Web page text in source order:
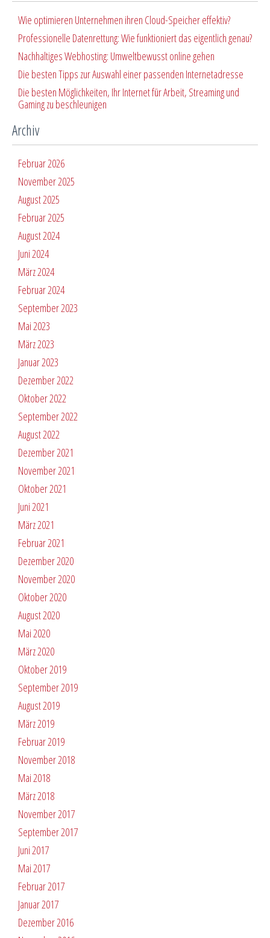
Wie optimieren Unternehmen ihren Cloud-Speicher effektiv?
Professionelle Datenrettung: Wie funktioniert das eigentlich genau?
Nachhaltiges Webhosting: Umweltbewusst online gehen
Die besten Tipps zur Auswahl einer passenden Internetadresse
Die besten Möglichkeiten, Ihr Internet für Arbeit, Streaming und
Gaming zu beschleunigen
Archiv
Februar 2026
November 2025
August 2025
Februar 2025
August 2024
Juni 2024
März 2024
Februar 2024
September 2023
Mai 2023
März 2023
Januar 2023
Dezember 2022
Oktober 2022
September 2022
August 2022
Dezember 2021
November 2021
Oktober 2021
Juni 2021
März 2021
Februar 2021
Dezember 2020
November 2020
Oktober 2020
August 2020
Mai 2020
März 2020
Oktober 2019
September 2019
August 2019
März 2019
Februar 2019
November 2018
Mai 2018
März 2018
November 2017
September 2017
Juni 2017
Mai 2017
Februar 2017
Januar 2017
Dezember 2016